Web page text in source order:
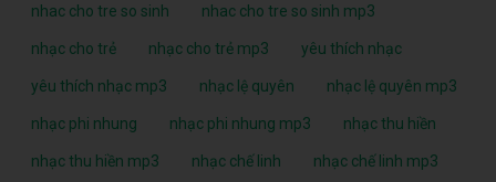
nhac cho tre so sinh nhac cho tre so sinh mp3
nhạc cho trẻ nhạc cho trẻ mp3 yêu thích nhạc
yêu thích nhạc mp3 nhạc lệ quyên nhạc lệ quyên mp3
nhạc phi nhung nhạc phi nhung mp3 nhạc thu hiền
nhạc thu hiền mp3 nhạc chế linh nhạc chế linh mp3